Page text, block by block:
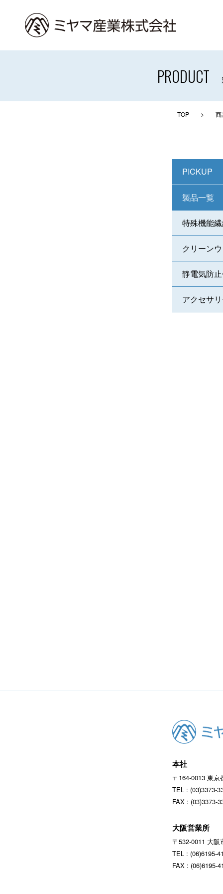
PRODUCT
TOP > 商
PICKUP
製品一覧
特殊機能
クリーン
静電気防
アクセサ
本社
〒164‐0013 東京
TEL : (03)3373-
FAX : (03)3373-
大阪営業所
〒532‐0011 大
TEL : (06)6195-
FAX : (06)6195-